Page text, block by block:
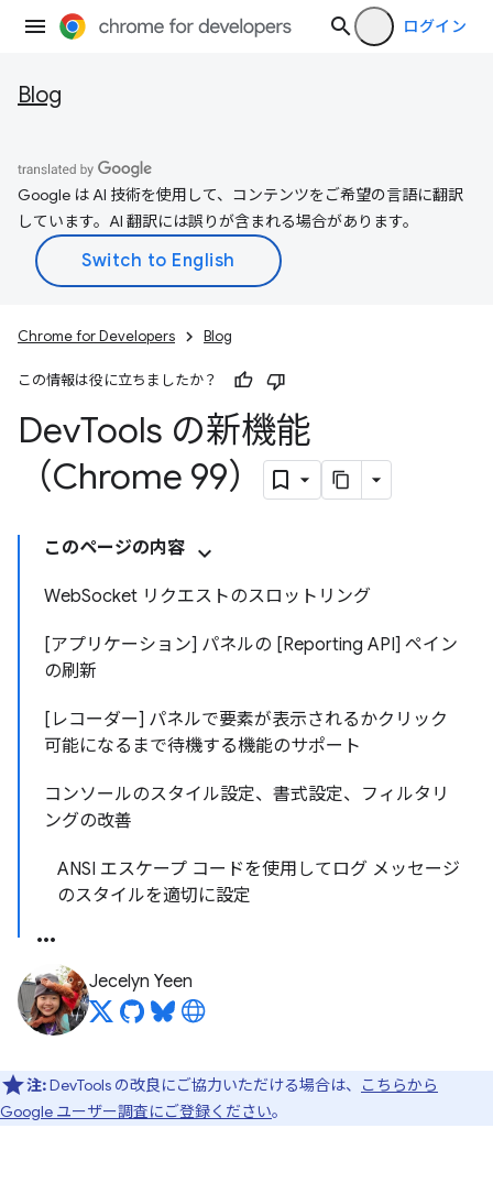
ログイン
Blog
Google は AI 技術を使用して、コンテンツをご希望の言語に翻訳
しています。AI 翻訳には誤りが含まれる場合があります。
Chrome for Developers Blog
この情報は役に立ちましたか？
DevTools の新機能
（Chrome 99）
このページの内容
WebSocket リクエストのスロットリング
[アプリケーション] パネルの [Reporting API] ペイン
の刷新
[レコーダー] パネルで要素が表示されるかクリック
可能になるまで待機する機能のサポート
コンソールのスタイル設定、書式設定、フィルタリ
ングの改善
ANSI エスケープ コードを使用してログ メッセージ
のスタイルを適切に設定
Jecelyn Yeen
注:DevTools の改良にご協力いただける場合は、
こちらから
Google ユーザー調査にご登録ください。